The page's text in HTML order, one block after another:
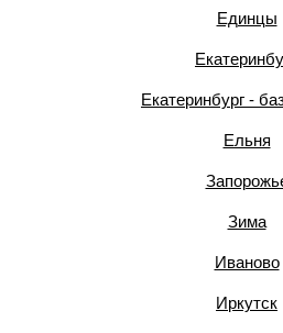
Единцы
Екатеринбург -
Ельня
Зима
Иваново
Иркутск